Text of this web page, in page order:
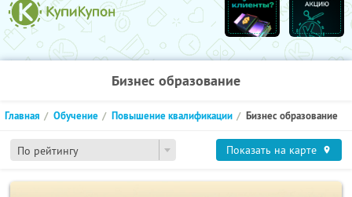
Бизнес образование
По рейтингу
Главная Обучение Повышение квалификации Бизнес образование
Показать на карте